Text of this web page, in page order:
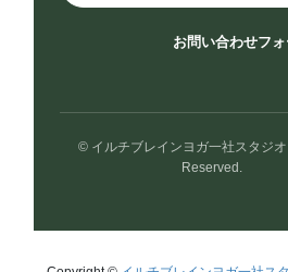
お問い合わせフ
© イルチブレインヨガ一社スタジ
Reserved.